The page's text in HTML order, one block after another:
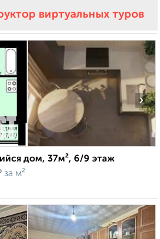
виртуальных туров
›
дом, 37м², 6/9 этаж
за м²